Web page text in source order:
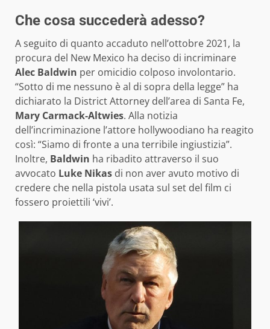
Che cosa succederà adesso?
A seguito di quanto accaduto nell’ottobre 2021, la
procura del New Mexico ha deciso di incriminare
Alec Baldwin per omicidio colposo involontario.
“Sotto di me nessuno è al di sopra della legge” ha
dichiarato la District Attorney dell’area di Santa Fe,
Mary Carmack-Altwies. Alla notizia
dell’incriminazione l’attore hollywoodiano ha reagito
così: “Siamo di fronte a una terribile ingiustizia”.
Inoltre, Baldwin ha ribadito attraverso il suo
avvocato Luke Nikas di non aver avuto motivo di
credere che nella pistola usata sul set del film ci
fossero proiettili ‘vivi’.